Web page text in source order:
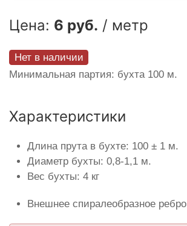
Цена: 6 руб. / метр
Нет в наличии
Минимальная партия: бухта 100 м.
Характеристики
Длина прута в бухте: 100 ± 1 м.
Диаметр бухты: 0,8-1,1 м.
Вес бухты: 4 кг
Внешнее спиралеобразное ребро